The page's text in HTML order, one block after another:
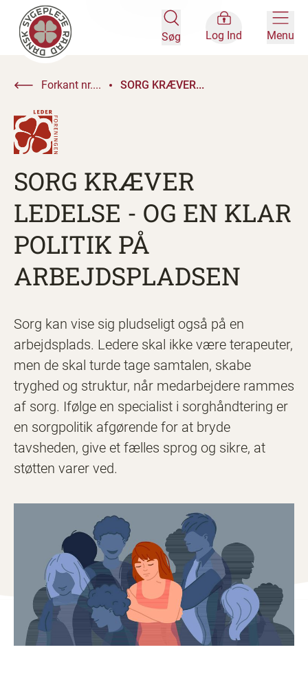
Søg Log Ind Menu
Forkant nr.... SORG KRÆVER...
SORG KRÆVER
LEDELSE - OG EN KLAR
POLITIK PÅ
ARBEJDSPLADSEN
Sorg kan vise sig pludseligt også på en
arbejdsplads. Ledere skal ikke være terapeuter,
men de skal turde tage samtalen, skabe
tryghed og struktur, når medarbejdere rammes
af sorg. Ifølge en specialist i sorghåndtering er
en sorgpolitik afgørende for at bryde
tavsheden, give et fælles sprog og sikre, at
støtten varer ved.